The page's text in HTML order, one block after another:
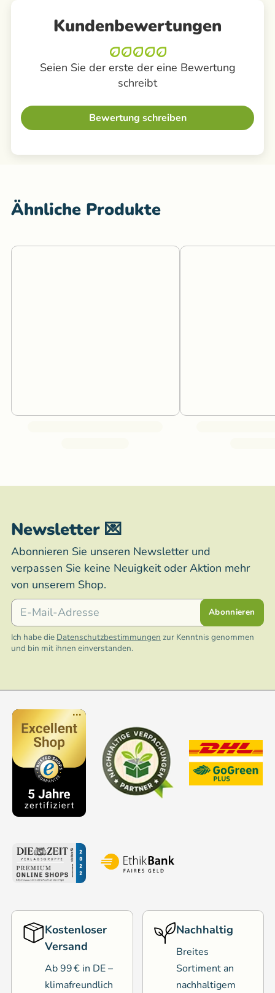
Kundenbewertungen
Seien Sie der erste der eine Bewertung
schreibt
Bewertung schreiben
Ähnliche Produkte
Newsletter 💌
Abonnieren Sie unseren Newsletter und
verpassen Sie keine Neuigkeit oder Aktion mehr
von unserem Shop.
E-Mail
Abonnieren
Ich habe die Datenschutzbestimmungen zur Kenntnis genommen
und bin mit ihnen einverstanden.
Kostenloser
Versand
Ab 99 € in DE –
klimafreundlich
Nachhaltig
Breites
Sortiment an
nachhaltigem